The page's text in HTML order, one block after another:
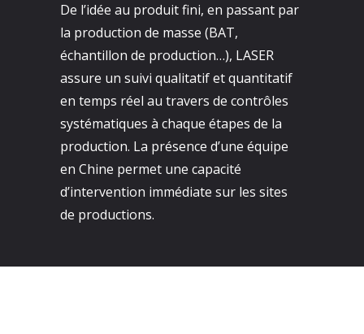
De l’idée au produit fini, en passant par
la production de masse (BAT,
échantillon de production…), LASER
assure un suivi qualitatif et quantitatif
en temps réel au travers de contrôles
systématiques à chaque étapes de la
production. La présence d’une équipe
en Chine permet une capacité
d’intervention immédiate sur les sites
de productions.